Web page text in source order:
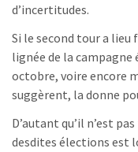
d’incertitudes.
Si le second tour a lieu
lignée de la campagne
octobre, voire encore
suggèrent, la donne
D’autant qu’il n’est
desdites élections est